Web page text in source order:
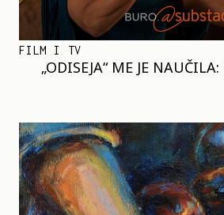
FILM I TV
„ODISEJA“ ME JE